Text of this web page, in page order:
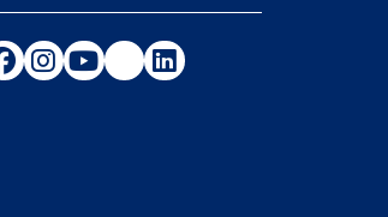
Följ oss på Facebook
Följ oss på Instagram
Följ oss på Youtube
TikTokLinkedIn